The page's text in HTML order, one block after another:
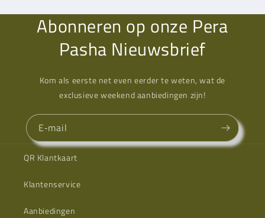
Abonneren op onze Pera
Pasha Nieuwsbrief
Kom als eerste net even eerder te weten, wat de
exclusieve weekend aanbiedingen zijn!
E‑mail
QR Klantkaart
Klantenservice
Aanbiedingen